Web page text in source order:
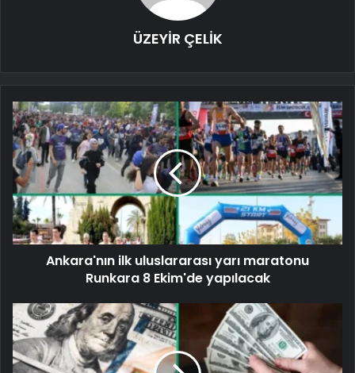
ÜZEYİR ÇELİK
Ankara'nın ilk uluslararası yarı maratonu
Runkara 8 Ekim'de yapılacak